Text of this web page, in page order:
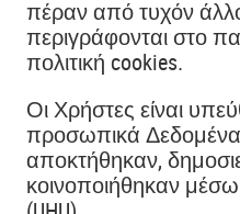
πέραν από τυχόν
περιγράφονται στο
πολιτική cookies.
Οι Χρήστες είναι
προσωπικά
αποκτήθηκαν,
κοινοποιήθηκαν